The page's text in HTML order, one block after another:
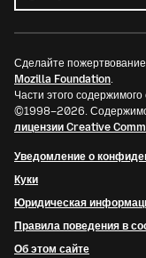
Сделайте
Mozilla Foundation.
Части этого
©1998–2026.
лицензии Creative
Уведомление о
Куки
Юридическая
Правила поведения в
Об этом сайте